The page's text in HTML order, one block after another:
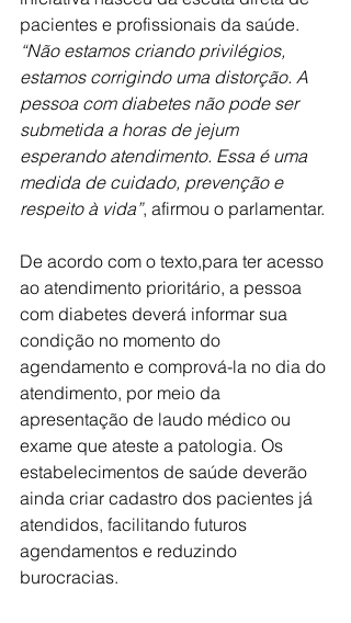
pacientes e profissionais da saúde.
“Não estamos criando privilégios,
estamos corrigindo uma distorção. A
pessoa com diabetes não pode ser
submetida a horas de jejum
esperando atendimento. Essa é uma
medida de cuidado, prevenção e
respeito à vida”, afirmou o parlamentar.
De acordo com o texto,para ter acesso
ao atendimento prioritário, a pessoa
com diabetes deverá informar sua
condição no momento do
agendamento e comprová-la no dia do
atendimento, por meio da
apresentação de laudo médico ou
exame que ateste a patologia. Os
estabelecimentos de saúde deverão
ainda criar cadastro dos pacientes já
atendidos, facilitando futuros
agendamentos e reduzindo
burocracias.